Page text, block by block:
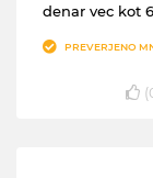
denar vec kot
PREVERJENO
(